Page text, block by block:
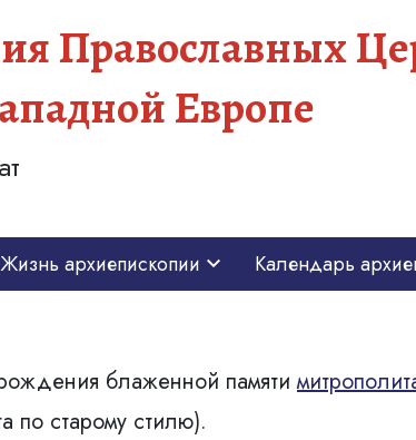
Православных
Европе
Жизнь архиепископии Календарь
блаженной памяти
по старому стилю).